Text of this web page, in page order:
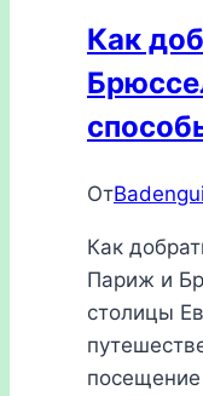
Как
От
Как
Париж и
столицы
посещение